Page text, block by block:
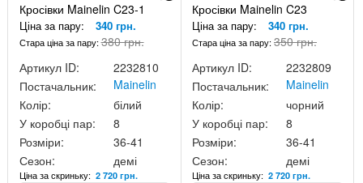
Кросівки Mainelin C23-1
Ціна за пару: 340 грн.
Стара ціна за пару:380 грн.
Артикул ID:
2232810
Постачальник:
Mainelin
Колір:
білий
У коробці пар:
8
Розміри:
36-41
Сезон:
демі
Ціна за скриньку: 2 720 грн.
Кросівки Mainelin C23
Ціна за пару: 340 грн.
Стара ціна за пару:350 грн.
Артикул ID:
2232809
Постачальник:
Mainelin
Колір:
чорний
У коробці пар:
8
Розміри:
36-41
Сезон:
демі
Ціна за скриньку:2 720 грн.